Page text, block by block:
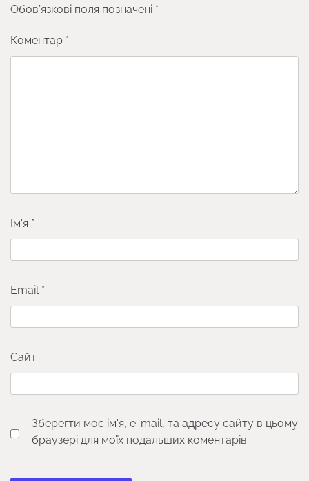
Обов’язкові поля позначені *
Коментар *
Ім'я *
Email *
Сайт
Зберегти моє ім'я, e-mail, та адресу сайту в цьому
браузері для моїх подальших коментарів.